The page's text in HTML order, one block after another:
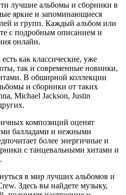
лучшие альбомы и сборники в
яркие и запоминающиеся
и групп. Каждый альбом или
с подробным описанием и
онлайн.
как классические, уже
так и современные новинки,
В обширной коллекции
и сборники от таких
Michael Jackson, Justin
композиций оценят
балладами и нежными
более энергичные и
с танцевальными хитами и
в мир лучших альбомов и
Здесь вы найдете музыку,